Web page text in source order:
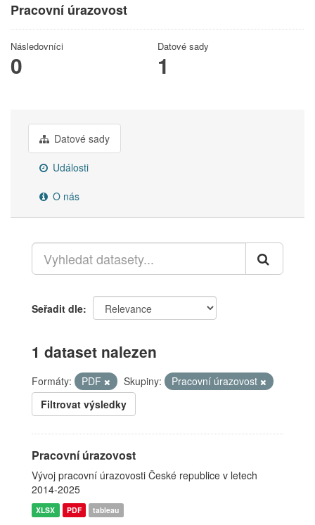
Pracovní úrazovost
Následovníci
0
Datové sady
1
Datové sady
Události
O nás
Seřadit dle
1 dataset nalezen
Formáty: PDF Skupiny:
Pracovní úrazovost
Filtrovat výsledky
Pracovní úrazovost
Vývoj pracovní úrazovosti České republice v letech
2014-2025
XLSX PDF tableau